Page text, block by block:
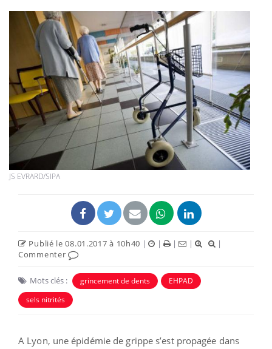
JS EVRARD/SIPA
Publié le 08.01.2017 à 10h40 | | | |
|
Commenter
Mots clés : grincement de dents
EHPAD
sels nitrités
A Lyon, une épidémie de grippe s’est propagée dans